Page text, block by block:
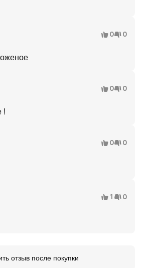
0 0
0 0
!
0 0
1 0
отзыв после покупки